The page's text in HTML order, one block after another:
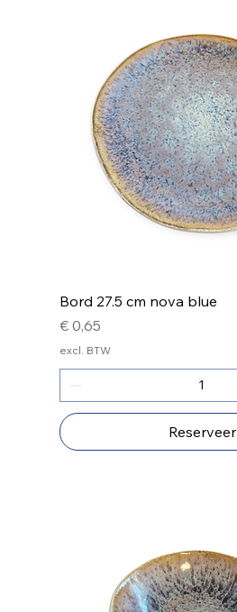
Bord 27.5 cm nova blue
Prijs
€ 0,65
excl. BTW
Reserveer